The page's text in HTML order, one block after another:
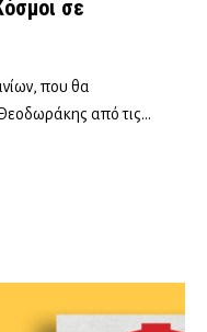
σε
που θα
από τις…